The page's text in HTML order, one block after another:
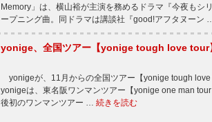
Memory」は、横山裕が主演を務めるドラマ『今夜もシ
ープニング曲。同ドラマは講談社『good!アフタヌーン
yonige、全国ツアー【yonige tough love tour
yonigeが、11月からの全国ツアー【yonige tough
yonigeは、東名阪ワンマンツアー【yonige one man
後初のワンマンツアー … 続きを読む